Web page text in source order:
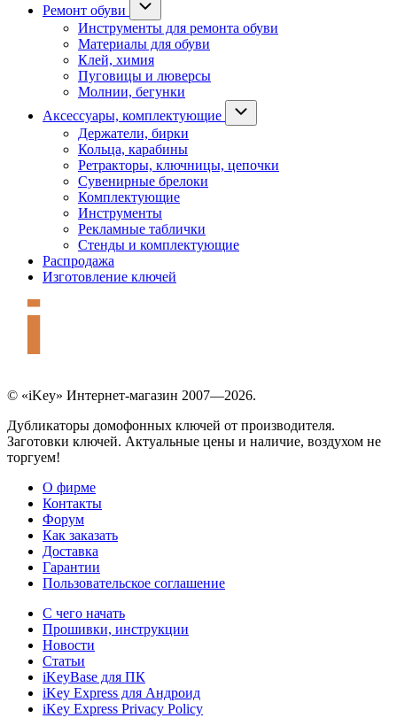
Ремонт обуви
Инструменты для ремонта обуви
Материалы для обуви
Клей, химия
Пуговицы и люверсы
Молнии, бегунки
Аксессуары, комплектующие
Держатели, бирки
Кольца, карабины
Ретракторы, ключницы, цепочки
Сувенирные брелоки
Комплектующие
Инструменты
Рекламные таблички
Стенды и комплектующие
Распродажа
Изготовление ключей
© «iKey» Интернет-магазин 2007—2026.
Дубликаторы домофонных ключей от производителя.
Заготовки ключей. Актуальные цены и наличие, воздухом не
торгуем!
О фирме
Контакты
Форум
Как заказать
Доставка
Гарантии
Пользовательское соглашение
С чего начать
Прошивки, инструкции
Новости
Статьи
iKeyBase для ПК
iKey Express для Андроид
iKey Express Privacy Policy